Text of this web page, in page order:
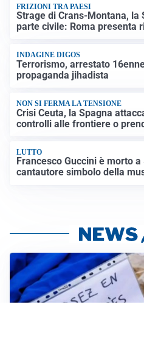
FRIZIONI TRA PAESI
Strage di Crans-Montana, la
parte civile: Roma presenta
INDAGINE DIGOS
Terrorismo, arrestato
propaganda jihadista
NON SI FERMA LA TENSIONE
Crisi Ceuta, la Spagna
controlli alle frontiere o
LUTTO
Francesco Guccini è morto
cantautore simbolo della